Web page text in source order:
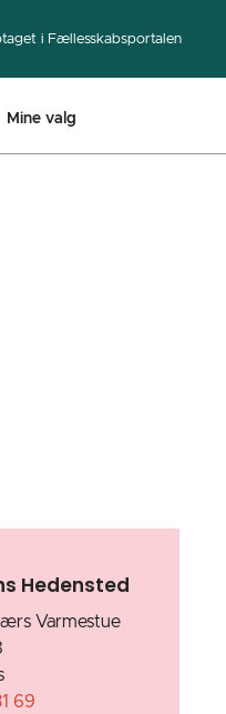
i Fællesskabsportalen
Mine valg
Hedensted
Varmestue
69